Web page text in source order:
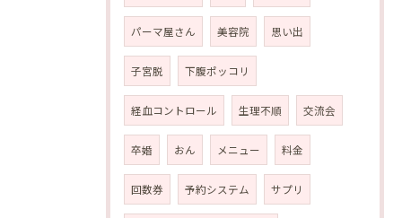
パーマ屋さん 美容院 思い出
子宮脱 下腹ポッコリ
経血コントロール 生理不順 交流会
卒婚 おん メニュー 料金
回数券 予約システム サプリ